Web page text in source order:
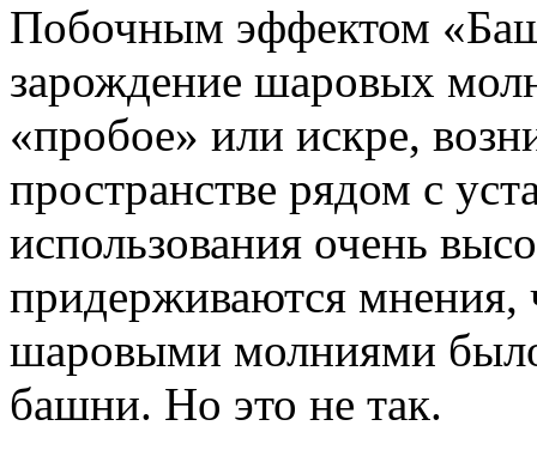
Побочным эффектом
зарождение шаровых
«пробое» или искре,
пространстве рядом с
использования очень
придерживаются мнения,
шаровыми молниями
башни. Но это не так.